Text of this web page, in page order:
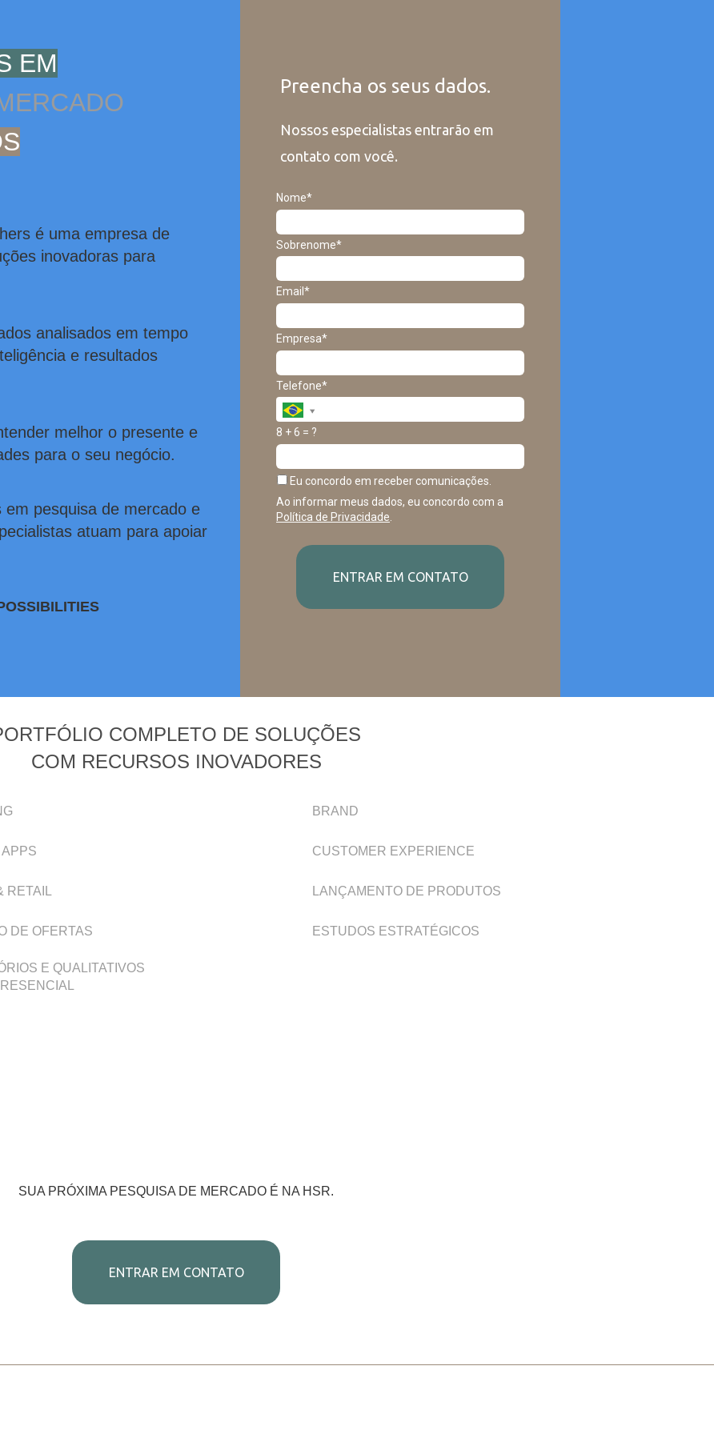
EM
é uma empresa de
inovadoras para
analisados em tempo
e resultados
melhor o presente e
para o seu negócio.
em pesquisa de mercado e
atuam para apoiar
Preencha os seus dados.
Nossos especialistas entrarão em
contato com você.
Nome*
Sobrenome*
Email*
Empresa*
Telefone*
8 + 6 = ?
Eu concordo em receber comunicações.
Ao informar meus dados, eu concordo com a
Política de Privacidade
ENTRAR EM CONTATO
COMPLETO DE SOLUÇÕES
COM RECURSOS INOVADORES
BRAND
CUSTOMER EXPERIENCE
LANÇAMENTO DE PRODUTOS
DE OFERTAS ESTUDOS ESTRATÉGICOS
E QUALITATIVOS
SUA PRÓXIMA PESQUISA DE MERCADO É NA HSR.
ENTRAR EM CONTATO